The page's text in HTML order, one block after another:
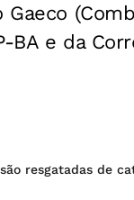
Gaeco
BA e da
resgatadas de